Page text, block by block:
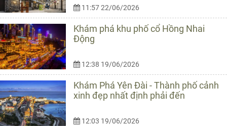
11:57 22/06/2026
Khám phá khu phố cổ Hồng Nhai
Động
12:38 19/06/2026
Khám Phá Yên Đài - Thành phố cảnh
xinh đẹp nhất định phải đến
12:03 19/06/2026